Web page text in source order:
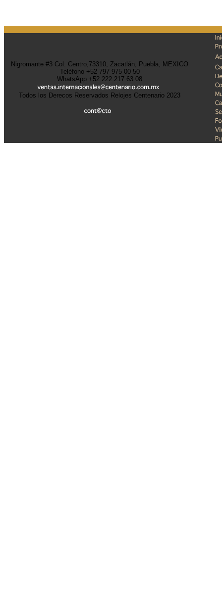
Nigromante #3 Col. Centro,73310, Zacatlán, Puebla, MEXICO
Teléfono +52 797 975 00 50
WhatsApp +52 222 217 63 08
Todos los Derecos Reservados Relojes Centenario 2023